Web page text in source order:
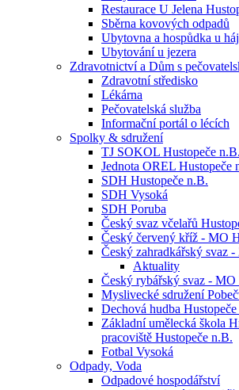
Restaurace U Jelena
Sběrna kovových odpadů
Ubytovna a hospůdka u
Ubytování u jezera
Zdravotnictví a Dům s
Zdravotní středisko
Lékárna
Pečovatelská služba
Informační portál o lécích
Spolky & sdružení
TJ SOKOL Hustopeče n.B.
Jednota OREL Hustopeče
SDH Hustopeče n.B.
SDH Vysoká
SDH Poruba
Český svaz včelařů
Český červený kříž - MO
Český zahradkářský svaz
Aktuality
Český rybářský svaz - MO
Myslivecké sdružení
Dechová hudba
Základní umělecká škola
pracoviště Hustopeče n.B.
Fotbal Vysoká
Odpady, Voda
Odpadové hospodářství